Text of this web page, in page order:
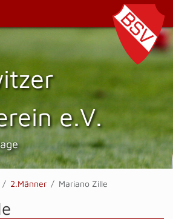
e.V.
2.Männer Mariano Zille